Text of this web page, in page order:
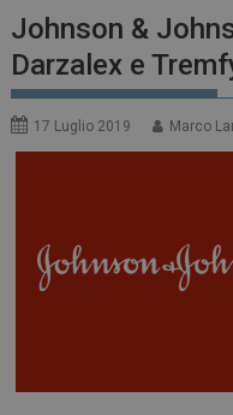
Johnson &
Darzalex e
17 Luglio 2019 Marco